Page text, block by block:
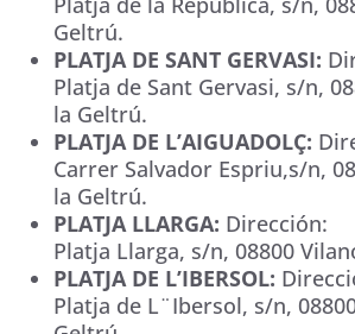
Geltrú.
PLATJA DE SANT GERVASI:
Platja de Sant Gervasi, s/n,
la Geltrú.
PLATJA DE L’AIGUADOLÇ:
Carrer Salvador Espriu,s/n,
la Geltrú.
PLATJA LLARGA: Dirección:
Platja Llarga, s/n, 08800
PLATJA DE L’IBERSOL:
Platja de L¨Ibersol, s/n,